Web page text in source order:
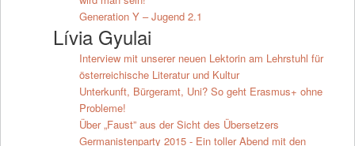
Generation Y – Jugend 2.1
Lívia Gyulai
Interview mit unserer neuen Lektorin am Lehrstuhl für
österreichische Literatur und Kultur
Unterkunft, Bürgeramt, Uni? So geht Erasmus+ ohne
Probleme!
Über „Faust” aus der Sicht des Übersetzers
Germanistenparty 2015 - Ein toller Abend mit den